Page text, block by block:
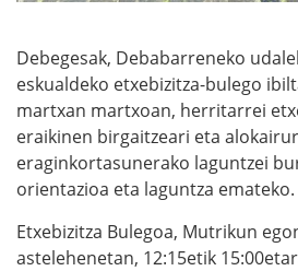
Debegesak, Debabarreneko
eskualdeko etxebizitza-bulego
martxan martxoan, herritarrei
eraikinen birgaitzeari eta
eraginkortasunerako laguntzei
orientazioa eta laguntza emateko.
Etxebizitza Bulegoa, Mutrikun
astelehenetan, 12:15etik